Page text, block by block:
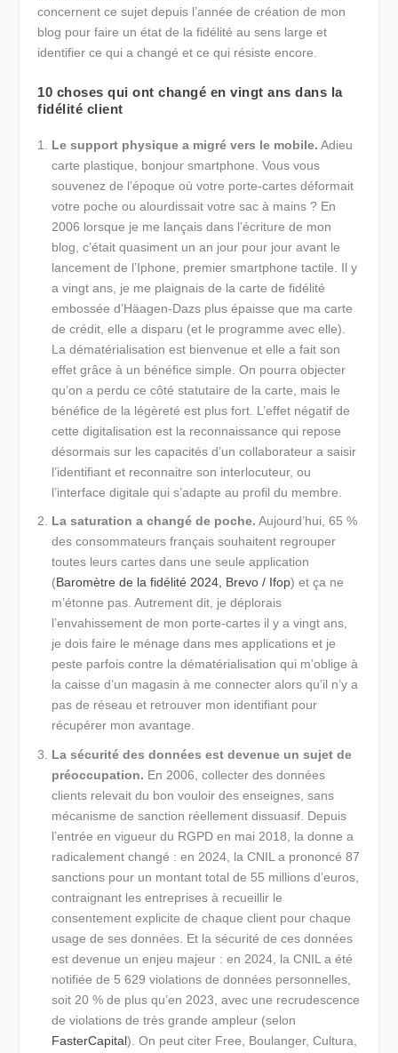
concernent ce sujet depuis l’année de création de mon
blog pour faire un état de la fidélité au sens large et
identifier ce qui a changé et ce qui résiste encore.
10 choses qui ont changé en vingt ans dans la
fidélité client
Le support physique a migré vers le mobile. Adieu
carte plastique, bonjour smartphone. Vous vous
souvenez de l’époque où votre porte-cartes déformait
votre poche ou alourdissait votre sac à mains ? En
2006 lorsque je me lançais dans l’écriture de mon
blog, c’était quasiment un an jour pour jour avant le
lancement de l’Iphone, premier smartphone tactile. Il y
a vingt ans, je me plaignais de la carte de fidélité
embossée d’Häagen-Dazs plus épaisse que ma carte
de crédit, elle a disparu (et le programme avec elle).
La dématérialisation est bienvenue et elle a fait son
effet grâce à un bénéfice simple. On pourra objecter
qu’on a perdu ce côté statutaire de la carte, mais le
bénéfice de la légèreté est plus fort. L’effet négatif de
cette digitalisation est la reconnaissance qui repose
désormais sur les capacités d’un collaborateur a saisir
l’identifiant et reconnaitre son interlocuteur, ou
l’interface digitale qui s’adapte au profil du membre.
La saturation a changé de poche. Aujourd’hui, 65 %
des consommateurs français souhaitent regrouper
toutes leurs cartes dans une seule application
(Baromètre de la fidélité 2024, Brevo / Ifop) et ça ne
m’étonne pas. Autrement dit, je déplorais
l’envahissement de mon porte-cartes il y a vingt ans,
je dois faire le ménage dans mes applications et je
peste parfois contre la dématérialisation qui m’oblige à
la caisse d’un magasin à me connecter alors qu’il n’y a
pas de réseau et retrouver mon identifiant pour
récupérer mon avantage.
La sécurité des données est devenue un sujet de
préoccupation. En 2006, collecter des données
clients relevait du bon vouloir des enseignes, sans
mécanisme de sanction réellement dissuasif. Depuis
l’entrée en vigueur du RGPD en mai 2018, la donne a
radicalement changé : en 2024, la CNIL a prononcé 87
sanctions pour un montant total de 55 millions d’euros,
contraignant les entreprises à recueillir le
consentement explicite de chaque client pour chaque
usage de ses données. Et la sécurité de ces données
est devenue un enjeu majeur : en 2024, la CNIL a été
notifiée de 5 629 violations de données personnelles,
soit 20 % de plus qu’en 2023, avec une recrudescence
de violations de très grande ampleur (selon
FasterCapital). On peut citer Free, Boulanger, Cultura,